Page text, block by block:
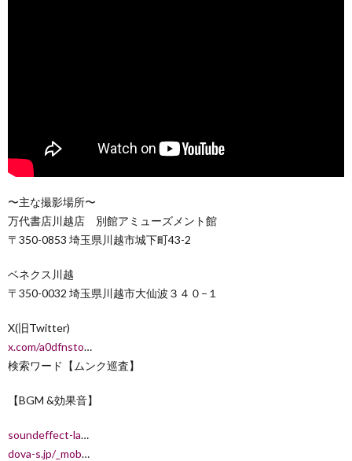
〜主な撮影場所〜
万代書店川越店 別館アミューズメント館
〒350-0853 埼玉県川越市城下町43-2
ベネクス川越
〒350-0032 埼玉県川越市大仙波３４０−１
X(旧Twitter)
x.com/a0dfnsto…
検索ワード【ムンク巡査】
【BGM &効果音】
soundeffect-la…
dova-s.jp/_mob…